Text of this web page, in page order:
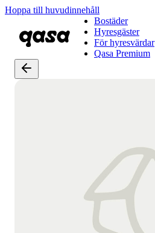
Hoppa till huvudinnehåll
Bostäder
Hyresgäster
För hyresvärdar
Qasa Premium